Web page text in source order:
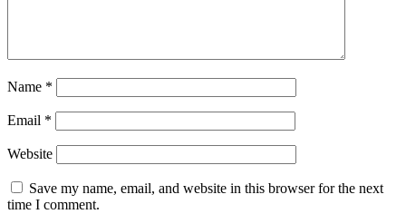
Name *
Email *
Website
Save my name, email, and website in this browser for the next
time I comment.